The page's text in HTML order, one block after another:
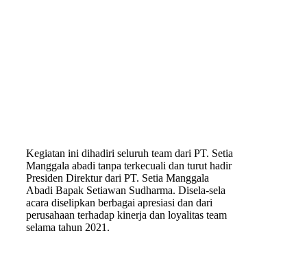
Kegiatan ini dihadiri seluruh team dari PT. Setia
Manggala abadi tanpa terkecuali dan turut hadir
Presiden Direktur dari PT. Setia Manggala
Abadi Bapak Setiawan Sudharma. Disela-sela
acara diselipkan berbagai apresiasi dan dari
perusahaan terhadap kinerja dan loyalitas team
selama tahun 2021.